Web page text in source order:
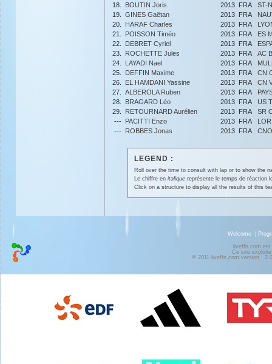
18.
BOUTIN Joris 2013 FRA
ST-
19.
GINES Gaëtan 2013 FRA
20.
HARAF Charles 2013 FRA
21.
POISSON Timéo 2013 FRA
ES
22.
DEBRET Cyriel 2013 FRA
23.
ROCHETTE Jules 2013 FRA
AC
24.
LAYADI Nael 2013 FRA
25.
DEFFIN Maxime 2013 FRA
CN
26.
EL HAMDANI Yassine 2013 FRA
CN
27.
ALBEROLA Ruben 2013 FRA
28.
BRAGARD Léo 2013 FRA
US
29.
RETOURNARD Aurélien 2013 FRA
SR
--- PACITTI Enzo 2013 FRA
--- ROBBES Jonas 2013 FRA
LEGEND :
Roll over the time to consult with lap or to show the
Le chiffre en italiquereprésente le temps de réaction
Click on a structure to display all the results of this
Welcome
liveffn.com
Ce site
© 2011 liveffn.com version :